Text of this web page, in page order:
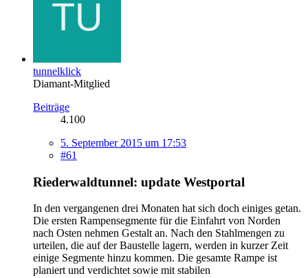
tunnelklick
Diamant-Mitglied
Beiträge
4.100
5. September 2015 um 17:53
#61
Riederwaldtunnel: update Westportal
In den vergangenen drei Monaten hat sich doch einiges getan.
Die ersten Rampensegmente für die Einfahrt von Norden
nach Osten nehmen Gestalt an. Nach den Stahlmengen zu
urteilen, die auf der Baustelle lagern, werden in kurzer Zeit
einige Segmente hinzu kommen. Die gesamte Rampe ist
planiert und verdichtet sowie mit stabilen